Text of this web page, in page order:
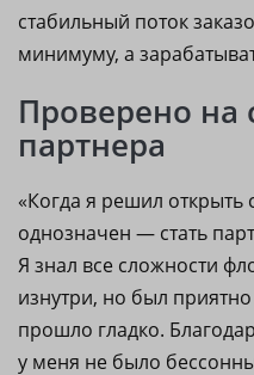
стабильный поток
минимуму, а
Проверено на
партнера
«Когда я решил
однозначен — стать
Я знал все сложности
изнутри, но был
прошло гладко.
у меня не было